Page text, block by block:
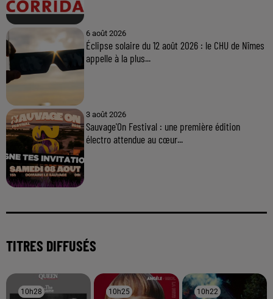
6 août 2026
Éclipse solaire du 12 août 2026 : le CHU de Nîmes
appelle à la plus...
3 août 2026
Sauvage'On Festival : une première édition
électro attendue au cœur...
TITRES DIFFUSÉS
10h28
10h28 10h25
10h25 10h22
10h22